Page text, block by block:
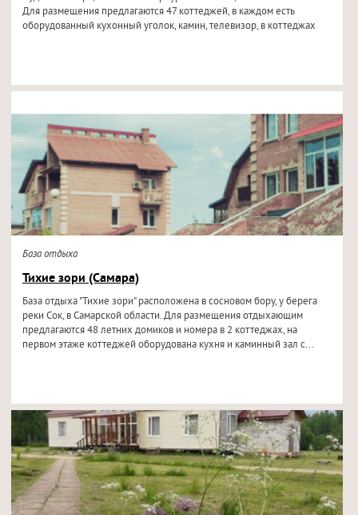
Для размещения предлагаются 47 коттеджей, в каждом есть
оборудованный кухонный уголок, камин, телевизор, в коттеджах
База отдыха
Тихие зори (Самара)
База отдыха "Тихие зори" расположена в сосновом бору, у берега
реки Сок, в Самарской области. Для размещения отдыхающим
предлагаются 48 летних домиков и номера в 2 коттеджах, на
первом этаже коттеджей оборудована кухня и каминный зал с...